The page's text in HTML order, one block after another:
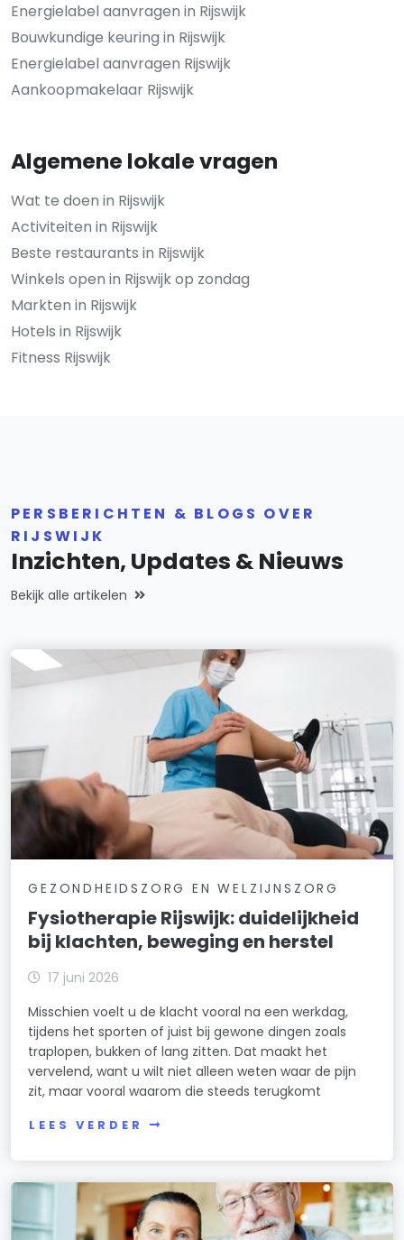
Energielabel aanvragen in Rijswijk
Bouwkundige keuring in Rijswijk
Energielabel aanvragen Rijswijk
Aankoopmakelaar Rijswijk
Algemene lokale vragen
Wat te doen in Rijswijk
Activiteiten in Rijswijk
Beste restaurants in Rijswijk
Winkels open in Rijswijk op zondag
Markten in Rijswijk
Hotels in Rijswijk
Fitness Rijswijk
PERSBERICHTEN & BLOGS OVER
RIJSWIJK
Inzichten, Updates & Nieuws
Bekijk alle artikelen
GEZONDHEIDSZORG EN WELZIJNSZORG
Fysiotherapie Rijswijk: duidelijkheid
bij klachten, beweging en herstel
17 juni 2026
Misschien voelt u de klacht vooral na een werkdag,
tijdens het sporten of juist bij gewone dingen zoals
traplopen, bukken of lang zitten. Dat maakt het
vervelend, want u wilt niet alleen weten waar de pijn
zit, maar vooral waarom die steeds terugkomt
LEES VERDER